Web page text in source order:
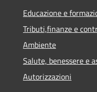
Educazione e
Tributi,finanze e
Ambiente
Salute, benessere e
Autorizzazioni